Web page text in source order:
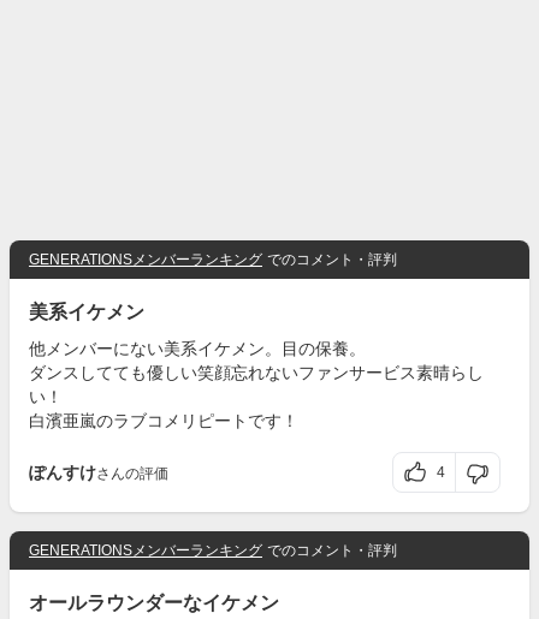
GENERATIONSメンバーランキング でのコメント・評判
美系イケメン
他メンバーにない美系イケメン。目の保養。
ダンスしてても優しい笑顔忘れないファンサービス素晴らし
い！
白濱亜嵐のラブコメリピートです！
ぽんすけさんの評価 4
GENERATIONSメンバーランキング でのコメント・評判
オールラウンダーなイケメン